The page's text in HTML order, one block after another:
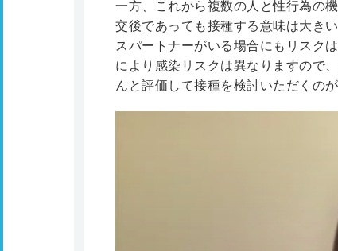
一方、これから複数の人と性行為の
交後であっても接種する意味は大き
スパートナーがいる場合にもリスク
により感染リスクは異なりますので
んと評価して接種を検討いただくの